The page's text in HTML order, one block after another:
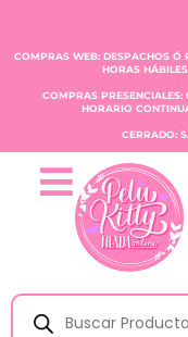
COMPRAS WEB: DESPACHOS Ó
HORAS
COMPRAS
HORARIO
CERRADO: